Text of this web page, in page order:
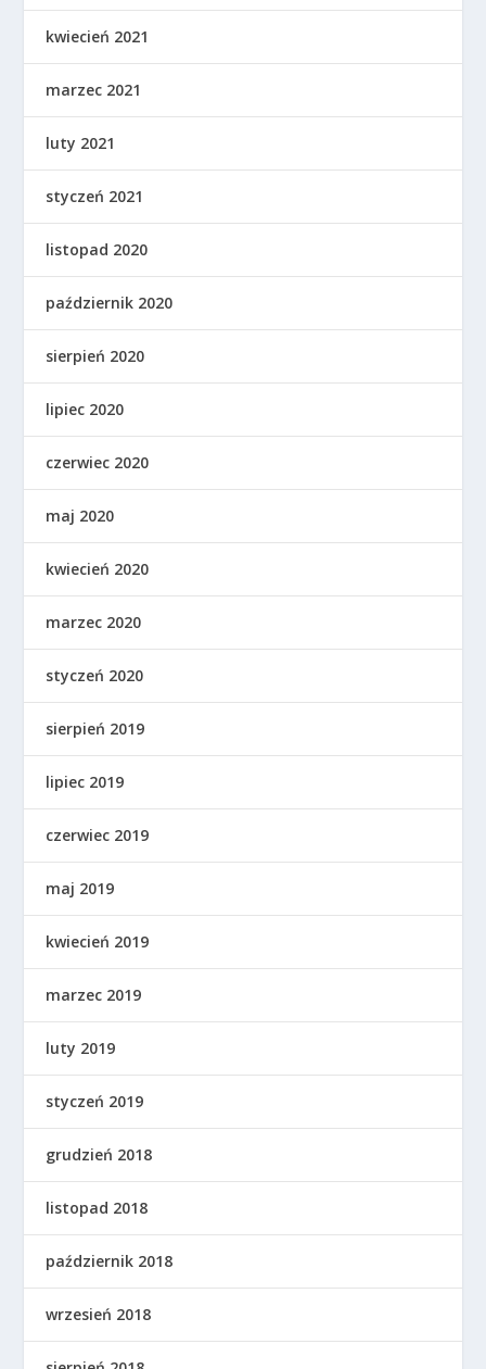
kwiecień 2021
marzec 2021
luty 2021
styczeń 2021
listopad 2020
październik 2020
sierpień 2020
lipiec 2020
czerwiec 2020
maj 2020
kwiecień 2020
marzec 2020
styczeń 2020
sierpień 2019
lipiec 2019
czerwiec 2019
maj 2019
kwiecień 2019
marzec 2019
luty 2019
styczeń 2019
grudzień 2018
listopad 2018
październik 2018
wrzesień 2018